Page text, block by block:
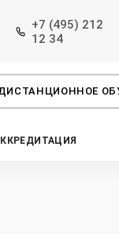
+7 (495) 212
12 34